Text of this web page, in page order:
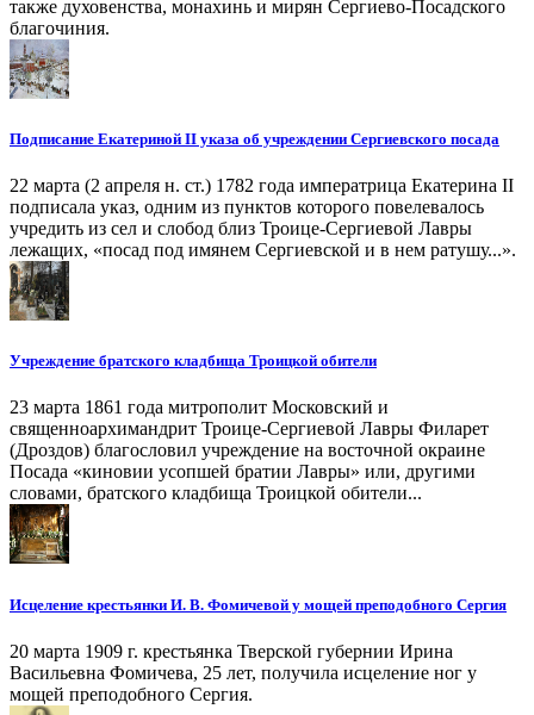
также духовенства, монахинь и мирян Сергиево-Посадского
благочиния.
Подписание Екатериной II указа об учреждении Сергиевского посада
22 марта (2 апреля н. ст.) 1782 года императрица Екатерина II
подписала указ, одним из пунктов которого повелевалось
учредить из сел и слобод близ Троице-Сергиевой Лавры
лежащих, «посад под имянем Сергиевской и в нем ратушу...».
Учреждение братского кладбища Троицкой обители
23 марта 1861 года митрополит Московский и
священноархимандрит Троице-Сергиевой Лавры Филарет
(Дроздов) благословил учреждение на восточной окраине
Посада «киновии усопшей братии Лавры» или, другими
словами, братского кладбища Троицкой обители...
Исцеление крестьянки И. В. Фомичевой у мощей преподобного Сергия
20 марта 1909 г. крестьянка Тверской губернии Ирина
Васильевна Фомичева, 25 лет, получила исцеление ног у
мощей преподобного Сергия.